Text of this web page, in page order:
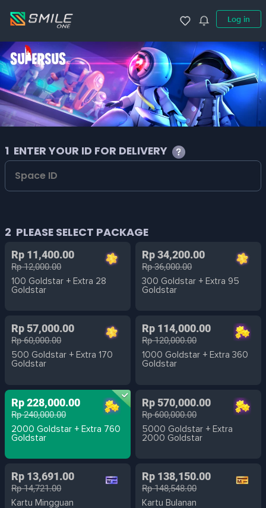
Log in
1 ENTER YOUR ID FOR DELIVERY
2 PLEASE SELECT PACKAGE
Rp 11,400.00
Rp 12,000.00
100 Goldstar + Extra 28
Goldstar
Rp 34,200.00
Rp 36,000.00
300 Goldstar + Extra 95
Goldstar
Rp 57,000.00
Rp 60,000.00
500 Goldstar + Extra 170
Goldstar
Rp 114,000.00
Rp 120,000.00
1000 Goldstar + Extra 360
Goldstar
Rp 228,000.00
Rp 240,000.00
2000 Goldstar + Extra 760
Goldstar
Rp 570,000.00
Rp 600,000.00
5000 Goldstar + Extra
2000 Goldstar
Rp 13,691.00
Rp 14,721.00
Kartu Mingguan
Rp 138,150.00
Rp 148,548.00
Kartu Bulanan